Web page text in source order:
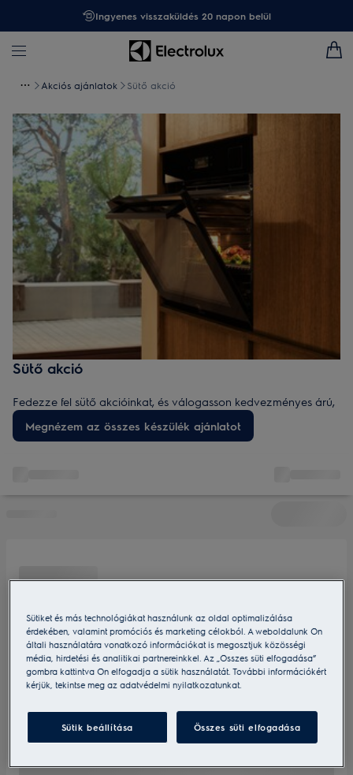
Ingyenes visszaküldés 20 napon belül
Akciós ajánlatok Sütő akció
Sütő akció
Fedezze fel sütő akcióinkat, és válogasson kedvezményes árú,
leárazott modellek széles választékából. Akciós sütőink között
biztosan megtalálja a konyhájához és főzési szokásaihoz
Megnézem az összes készülék ajánlatot
Sütiket és más technológiákat használunk az oldal optimalizálása
érdekében, valamint promóciós és marketing célokból. A weboldalunk Ön
általi használatára vonatkozó információkat is megosztjuk közösségi
média, hirdetési és analitikai partnereinkkel. Az „Összes süti elfogadása”
gombra kattintva Ön elfogadja a sütik használatát. További információkért
kérjük, tekintse meg az adatvédelmi nyilatkozatunkat.
Sütik beállítása Összes süti elfogadása